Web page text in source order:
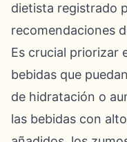
dietista registrado
recomendaciones
Es crucial priorizar
bebidas que
de hidratación o
las bebidas con